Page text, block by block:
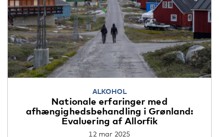
ALKOHOL
Nationale erfaringer med
afhængighedsbehandling i Grønland:
Evaluering af Allorfik
12 mar 2025